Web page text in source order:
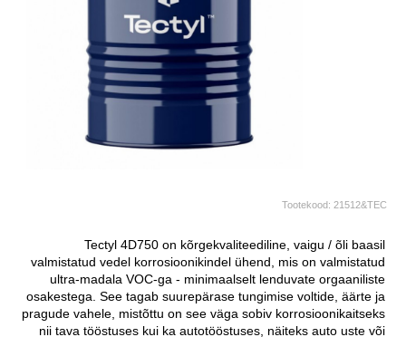
Tootekood: 21512&TEC
Tectyl 4D750 on kõrgekvaliteediline, vaigu / õli baasil
valmistatud vedel korrosioonikindel ühend, mis on valmistatud
ultra-madala VOC-ga - minimaalselt lenduvate orgaaniliste
osakestega. See tagab suurepärase tungimise voltide, äärte ja
pragude vahele, mistõttu on see väga sobiv korrosioonikaitseks
nii tava tööstuses kui ka autotööstuses, näiteks auto uste või